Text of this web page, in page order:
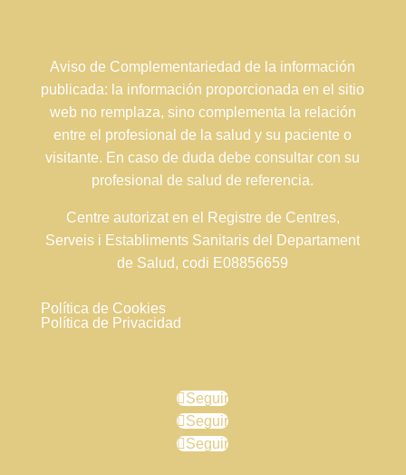
Aviso de Complementariedad de la información
publicada: la información proporcionada en el sitio
web no remplaza, sino complementa la relación
entre el profesional de la salud y su paciente o
visitante. En caso de duda debe consultar con su
profesional de salud de referencia.
Centre autorizat en el Registre de Centres,
Serveis i Establiments Sanitaris del Departament
de Salud, codi E08856659
Política de Cookies
Política de Privacidad
Seguir
Seguir
Seguir